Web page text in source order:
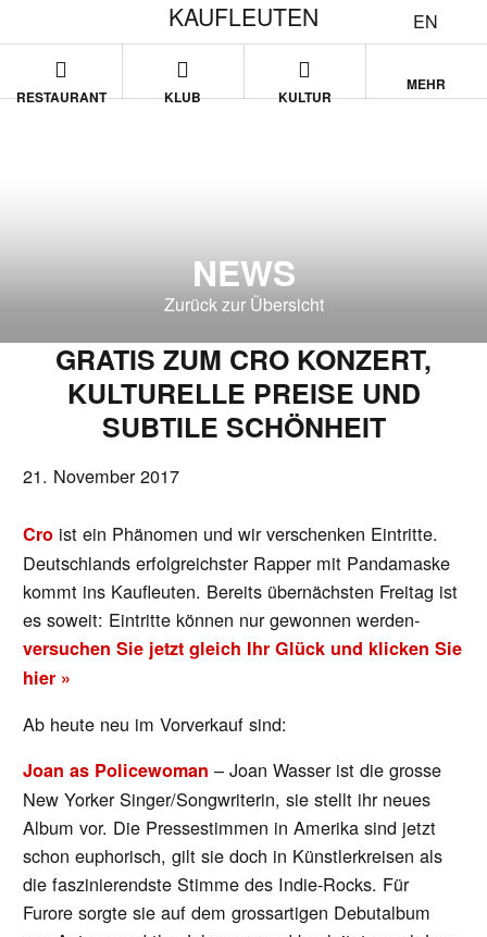
EN
KAUFLEUTEN
RESTAURANT KLUB KULTUR
MEHR
NEWS
Zurück zur Übersicht
GRATIS ZUM CRO KONZERT,
KULTURELLE PREISE UND
SUBTILE SCHÖNHEIT
21. November 2017
Cro ist ein Phänomen und wir verschenken Eintritte.
Deutschlands erfolgreichster Rapper mit Pandamaske
kommt ins Kaufleuten. Bereits übernächsten Freitag ist
es soweit: Eintritte können nur gewonnen werden-
versuchen Sie jetzt gleich Ihr Glück und klicken Sie
hier »
Ab heute neu im Vorverkauf sind:
Joan as Policewoman – Joan Wasser ist die grosse
New Yorker Singer/Songwriterin, sie stellt ihr neues
Album vor. Die Pressestimmen in Amerika sind jetzt
schon euphorisch, gilt sie doch in Künstlerkreisen als
die faszinierendste Stimme des Indie-Rocks. Für
Furore sorgte sie auf dem grossartigen Debutalbum